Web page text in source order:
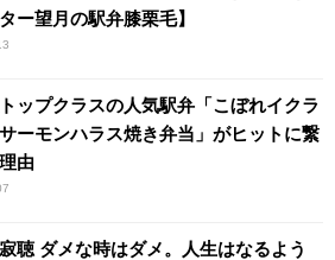
ター望月の駅弁膝栗毛】
ップクラスの人気駅弁「こぼれイクラ
ーモンハラス焼き弁当」がヒットに繋
由
聴 ダメな時はダメ。人生はなるよう